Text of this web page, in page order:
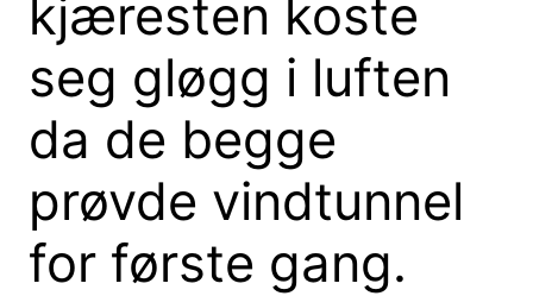
kjæresten koste
seg gløgg i luften
da de begge
prøvde vindtunnel
for første gang.